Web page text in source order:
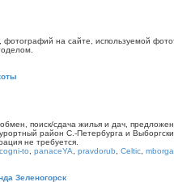
на сайте, используемой
поиск/сдача жилья и дач,
район С.-Петербурга и
не требуется.
to panaceYA pravdorub Celtic
Зеленогорск